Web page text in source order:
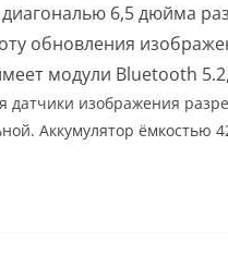
6,5 дюйма
обновления
модули Bluetooth 5.2,
датчики изображения
Аккумулятор ёмкостью